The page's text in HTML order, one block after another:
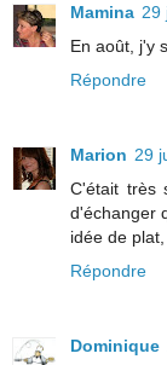
Mamina 29
En août, j'y
Répondre
Marion 29
C'était très
d'échanger
idée de
Répondre
Dominique